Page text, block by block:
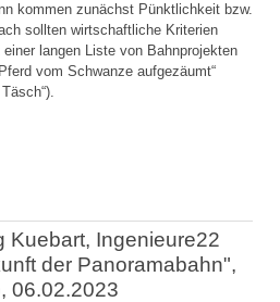
kommen zunächst Pünktlichkeit bzw.
sollten wirtschaftliche Kriterien
langen Liste von Bahnprojekten
vom Schwanze aufgezäumt“
Kuebart, Ingenieure22
der Panoramabahn",
06.02.2023